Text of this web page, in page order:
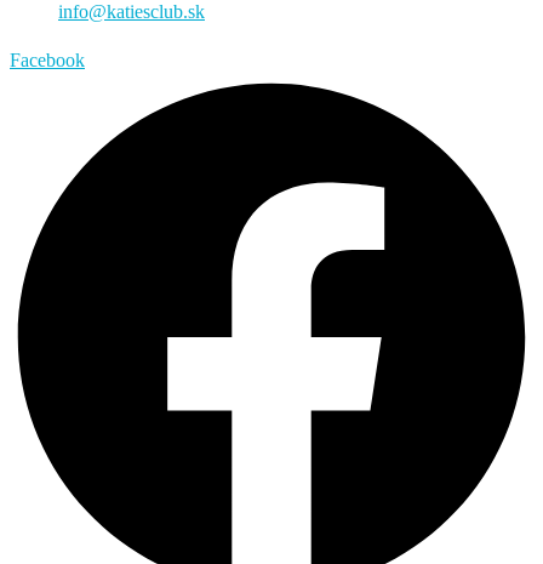
info@katiesclub.sk
Facebook